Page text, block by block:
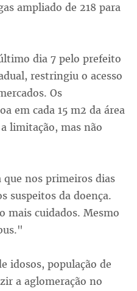
ampliado de 218 para
dia 7 pelo prefeito
restringiu o acesso
Os
em cada 15 m2 da área
limitação, mas não
que nos primeiros dias
suspeitos da doença.
mais cuidados. Mesmo
idosos, população de
a aglomeração no